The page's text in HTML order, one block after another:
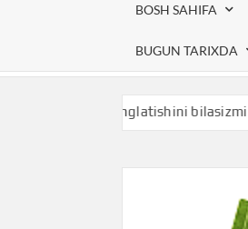
BOSH SAHIFA
BUGUN TARIXDA
nimani anglatishini bilasizmi